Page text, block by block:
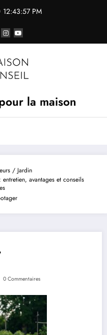
12:43:57 PM
la maison
/ Jardin
avantages et conseils
0 Commentaires